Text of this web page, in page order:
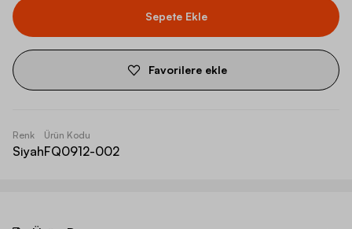
Sepete Ekle
Favorilere ekle
Renk
Siyah
Ürün Kodu
FQ0912-002